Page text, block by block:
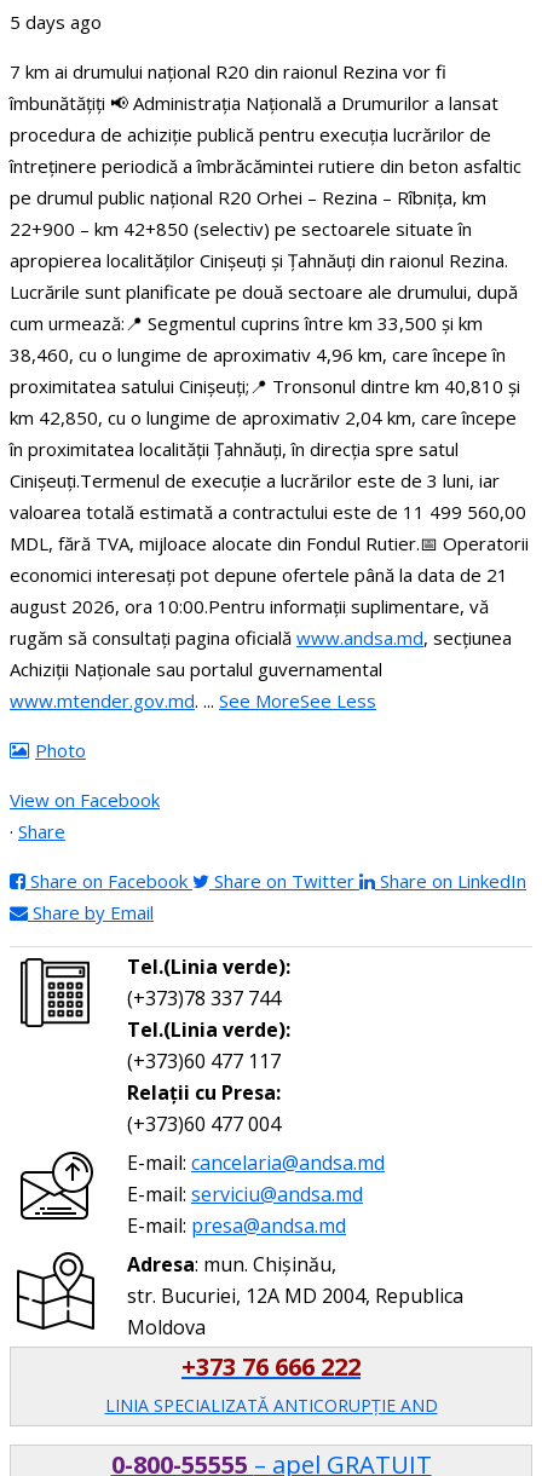
5 days ago
7 km ai drumului național R20 din raionul Rezina vor fi
îmbunătățiți 📢 Administrația Națională a Drumurilor a lansat
procedura de achiziție publică pentru execuția lucrărilor de
întreținere periodică a îmbrăcămintei rutiere din beton asfaltic
pe drumul public național R20 Orhei – Rezina – Rîbnița, km
22+900 – km 42+850 (selectiv) pe sectoarele situate în
apropierea localităților Cinișeuți și Țahnăuți din raionul Rezina.
Lucrările sunt planificate pe două sectoare ale drumului, după
cum urmează:📍 Segmentul cuprins între km 33,500 și km
38,460, cu o lungime de aproximativ 4,96 km, care începe în
proximitatea satului Cinișeuți;📍 Tronsonul dintre km 40,810 și
km 42,850, cu o lungime de aproximativ 2,04 km, care începe
în proximitatea localității Țahnăuți, în direcția spre satul
Cinișeuți.Termenul de execuție a lucrărilor este de 3 luni, iar
valoarea totală estimată a contractului este de 11 499 560,00
MDL, fără TVA, mijloace alocate din Fondul Rutier.📅 Operatorii
economici interesați pot depune ofertele până la data de 21
august 2026, ora 10:00.Pentru informații suplimentare, vă
rugăm să consultați pagina oficială www.andsa.md, secțiunea
Achiziții Naționale sau portalul guvernamental
www.mtender.gov.md. ... See MoreSee Less
Photo
View on Facebook
· Share
Share on Facebook Share on Twitter
Share on LinkedIn
Share by Email
Tel.(Linia verde):
(+373)78 337 744
Tel.(Linia verde):
(+373)60 477 117
Relații cu Presa:
(+373)60 477 004
E-mail: cancelaria@andsa.md
E-mail: serviciu@andsa.md
E-mail: presa@andsa.md
Adresa: mun. Chișinău,
str. Bucuriei, 12A MD 2004, Republica
Moldova
+373 76 666 222
LINIA SPECIALIZATĂ ANTICORUPŢIE AND
0-800-55555 – apel GRATUIT